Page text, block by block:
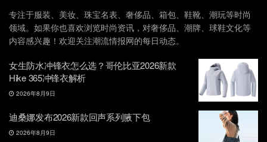
专注于服装、美妆、珠宝名表、奢侈品、箱包、鞋靴、潮玩等时尚
领域。如果你也喜欢浏览时尚资讯，对奢侈品、潮牌、球鞋文化等
内容感兴趣！欢迎关注潮流情报网的每日动态。
女生防水冲锋衣怎么选？哥伦比亚2026新款
Hike 365冲锋衣解析
2026年8月9日
迪桑娜发布2026新款回声系列腋下包
2026年8月9日